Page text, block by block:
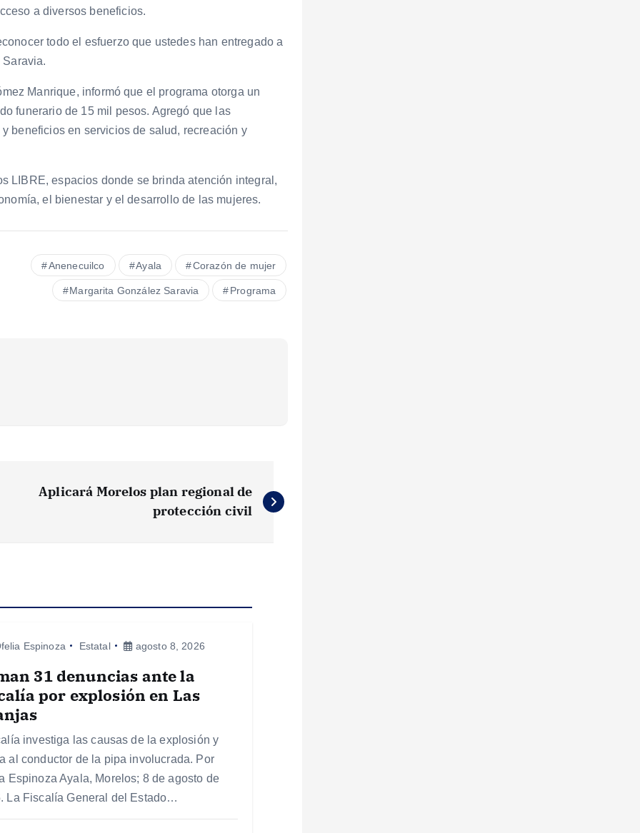
a diversos beneficios.
todo el esfuerzo que ustedes han entregado a
Saravia.
Manrique, informó que el programa otorga un
funerario de 15 mil pesos. Agregó que las
beneficios en servicios de salud, recreación y
LIBRE, espacios donde se brinda atención integral,
el bienestar y el desarrollo de las mujeres.
Anenecuilco Ayala Corazón de mujer
Margarita González Saravia Programa
Aplicará Morelos plan regional de
protección civil
Espinoza Estatal agosto 8, 2026
31 denuncias ante la
por explosión en Las
investiga las causas de la explosión y
al conductor de la pipa involucrada. Por
Espinoza Ayala, Morelos; 8 de agosto de
La Fiscalía General del Estado…